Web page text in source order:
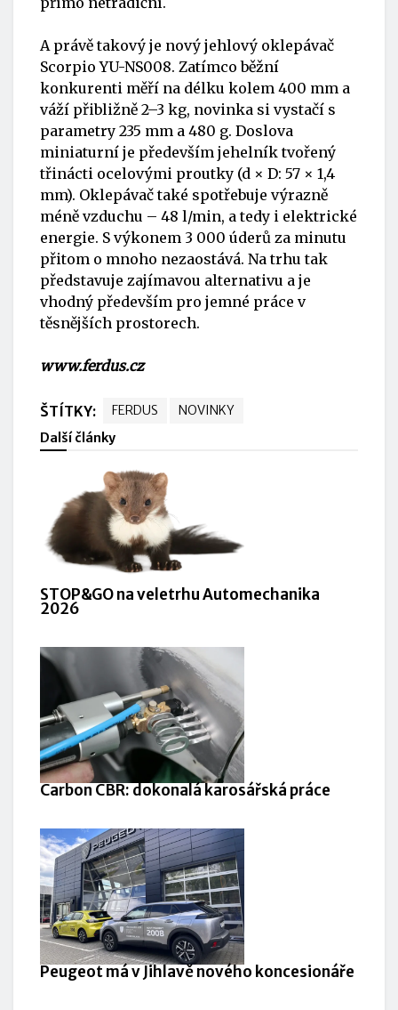
A právě takový je nový jehlový oklepávač
Scorpio YU-NS008. Zatímco běžní
konkurenti měří na délku kolem 400 mm a
váží přibližně 2–3 kg, novinka si vystačí s
parametry 235 mm a 480 g. Doslova
miniaturní je především jehelník tvořený
třinácti ocelovými proutky (d × D: 57 × 1,4
mm). Oklepávač také spotřebuje výrazně
méně vzduchu – 48 l/min, a tedy i elektrické
energie. S výkonem 3 000 úderů za minutu
přitom o mnoho nezaostává. Na trhu tak
představuje zajímavou alternativu a je
vhodný především pro jemné práce v
těsnějších prostorech.
www.ferdus.cz
ŠTÍTKY: FERDUS
NOVINKY
Další články
STOP&GO na veletrhu Automechanika
2026
Carbon CBR: dokonalá karosářská práce
Peugeot má v Jihlavě nového koncesionáře